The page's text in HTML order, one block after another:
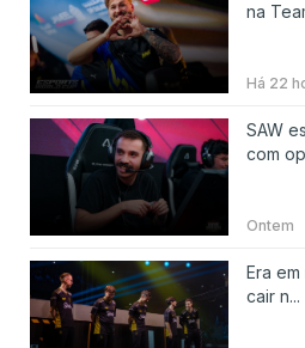
na
Há 22
SAW
com
Ontem
Era
cair n...